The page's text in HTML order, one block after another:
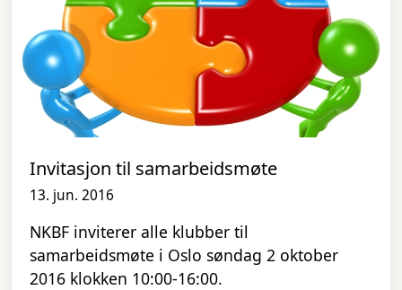
Invitasjon til samarbeidsmøte
13. jun. 2016
NKBF inviterer alle klubber til
samarbeidsmøte i Oslo søndag 2 oktober
2016 klokken 10:00-16:00.